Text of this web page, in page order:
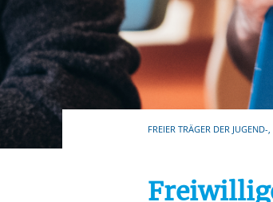
FREIER TRÄGER DER